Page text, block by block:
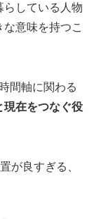
らしている人物
意味を持つこ
間軸に関わる
現在をつなぐ役
が良すぎる、